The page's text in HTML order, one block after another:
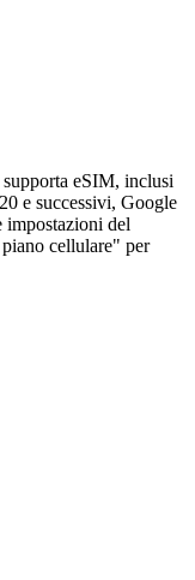
eSIM, inclusi
e successivi, Google
impostazioni del
cellulare" per